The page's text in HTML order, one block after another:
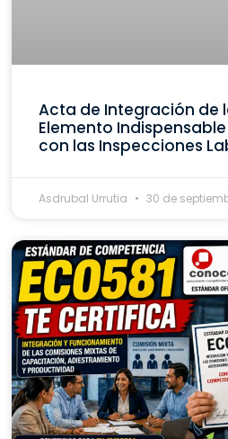
Acta de Integración de
Elemento
con las Inspecciones
Asdrubal Urrutia 30 de